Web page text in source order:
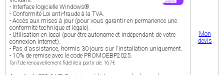
- Interface logicielle Windows®.
- Conformité Loi anti-fraude à la TVA.
- Accès aux mises à jour (pour vous garantir en permanence une
conformité technique et légale).
- Utilisation en local (pour être autonome et indépendant de votre
connexion internet).
- Pas d'assistance, hormis 30 jours sur l'installation uniquement.
- 10% de remise avec le code PROMOEBP2025.
Tarif de renouvellement fidélité à partir de: 167€
Mon
devis